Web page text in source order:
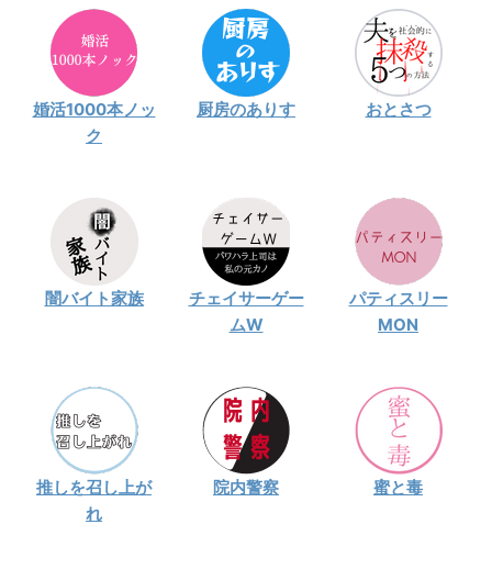
婚活1000本ノッ
ク
厨房のありす おとさつ
闇バイト家族
チェイサーゲー
ムW
パティスリー
MON
推しを召し上が
れ
院内警察 蜜と毒